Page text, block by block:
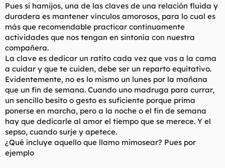
Pues sí hamijos, una de las claves de una relación fluida y
duradera es mantener vínculos amorosos, para lo cual es
más que recomendable practicar continuamente
actividades que nos tengan en sintonía con nuestra
compañera.
La clave es dedicar un ratito cada vez que vas a la cama
a cuidar y que te cuiden, debe ser un reparto equitativo.
Evidentemente, no es lo mismo un lunes por la mañana
que un fin de semana. Cuando uno madruga para currar,
un sencillo besito o gesto es suficiente porque prima
ponerse en marcha, pero a la noche o el fin de semana
hay que dedicarle al amor el tiempo que se merece. Y el
sepso, cuando surje y apetece.
¿Qué incluye aquello que llamo mimosear? Pues por
ejemplo